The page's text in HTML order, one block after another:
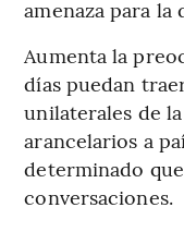
amenaza para
Aumenta la
días puedan
unilaterales de
arancelarios a
determinado
conversaciones.